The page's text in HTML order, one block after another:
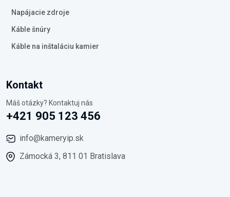
Napájacie zdroje
Káble šnúry
Káble na inštaláciu kamier
Kontakt
Máš otázky? Kontaktuj nás
+421 905 123 456
info@kameryip.sk
Zámocká 3, 811 01 Bratislava